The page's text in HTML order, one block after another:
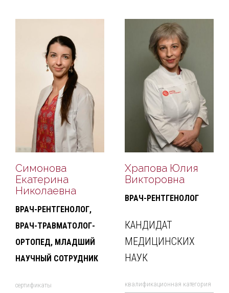
Симонова
Екатерина
Николаевна
ВРАЧ-РЕНТГЕНОЛОГ,
ВРАЧ-ТРАВМАТОЛОГ-
ОРТОПЕД, МЛАДШИЙ
НАУЧНЫЙ СОТРУДНИК
cертификаты
Храпова Юлия
Викторовна
ВРАЧ-РЕНТГЕНОЛОГ
КАНДИДАТ
МЕДИЦИНСКИХ
НАУК
квалификационная категория